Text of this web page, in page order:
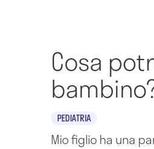
Cosa
PEDIATRIA
Mio figlio ha una